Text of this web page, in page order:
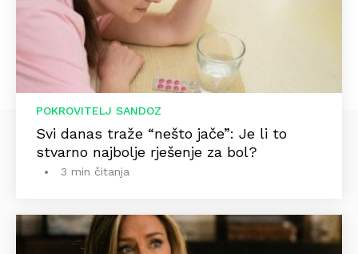
POKROVITELJ SANDOZ
Svi danas traže “nešto jače”: Je li to
stvarno najbolje rješenje za bol?
3 min čitanja